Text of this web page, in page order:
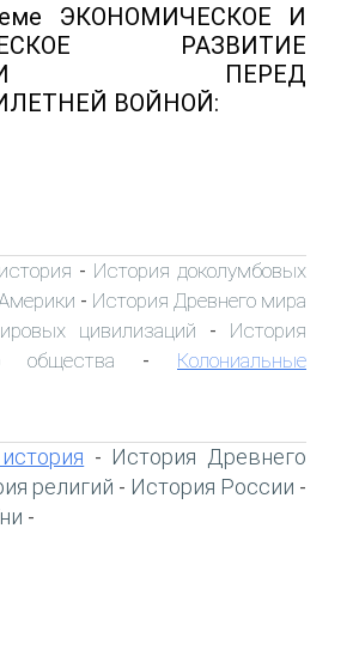
ЭКОНОМИЧЕСКОЕ И
РАЗВИТИЕ
ПЕРЕД
ВОЙНОЙ:
- История доколумбовых
- История Древнего мира
цивилизаций - История
общества - Колониальные
- История Древнего
религий - История России -
-